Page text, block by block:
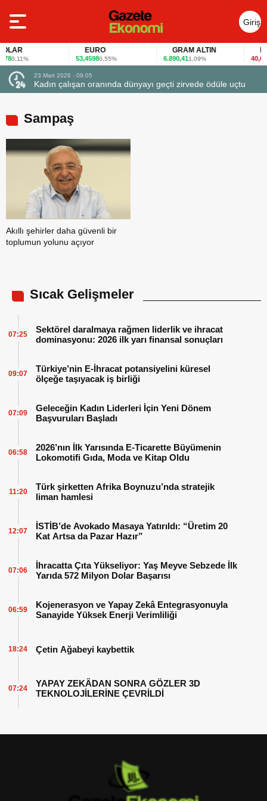
Giriş
Yap
0,11%
EURO
53,45980,55%
GRAM ALTIN
6.890,411,09% 40,65-
23 Mart 2026 - 09:05
Kadın çalışan oranında dünyayı geçti zirvede ödüle uçtu
Sampaş
Akıllı şehirler daha güvenli bir
toplumun yolunu açıyor
Sıcak Gelişmeler
Sektörel daralmaya rağmen liderlik ve ihracat
dominasyonu: 2026 ilk yarı finansal sonuçları
07:25
Türkiye’nin E-İhracat potansiyelini küresel
ölçeğe taşıyacak iş birliği
09:07
Geleceğin Kadın Liderleri İçin Yeni Dönem
Başvuruları Başladı
07:09
2026’nın İlk Yarısında E-Ticarette Büyümenin
Lokomotifi Gıda, Moda ve Kitap Oldu
06:58
Türk şirketten Afrika Boynuzu’nda stratejik
liman hamlesi
11:20
İSTİB’de Avokado Masaya Yatırıldı: “Üretim 20
Kat Artsa da Pazar Hazır”
12:07
İhracatta Çıta Yükseliyor: Yaş Meyve Sebzede İlk
Yarıda 572 Milyon Dolar Başarısı
07:06
Kojenerasyon ve Yapay Zekâ Entegrasyonuyla
Sanayide Yüksek Enerji Verimliliği
06:59
Çetin Ağabeyi kaybettik
18:24
YAPAY ZEKÂDAN SONRA GÖZLER 3D
TEKNOLOJİLERİNE ÇEVRİLDİ
07:24